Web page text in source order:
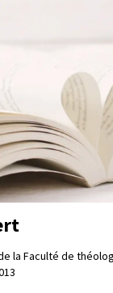
la Faculté de